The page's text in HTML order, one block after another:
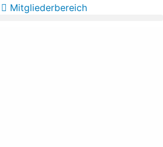
Mitgliederbereich